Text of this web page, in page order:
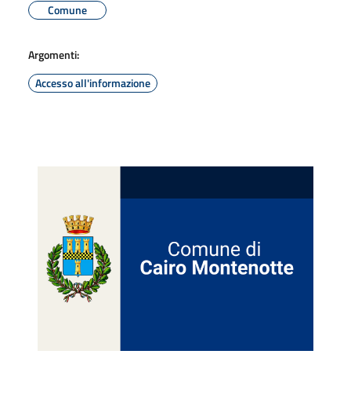
Comune
Argomenti:
Accesso all'informazione